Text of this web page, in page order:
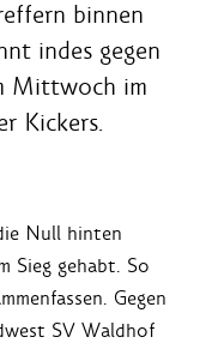
binnen
indes gegen
Mittwoch im
Kickers.
Null hinten
Sieg gehabt. So
Gegen
SV Waldhof